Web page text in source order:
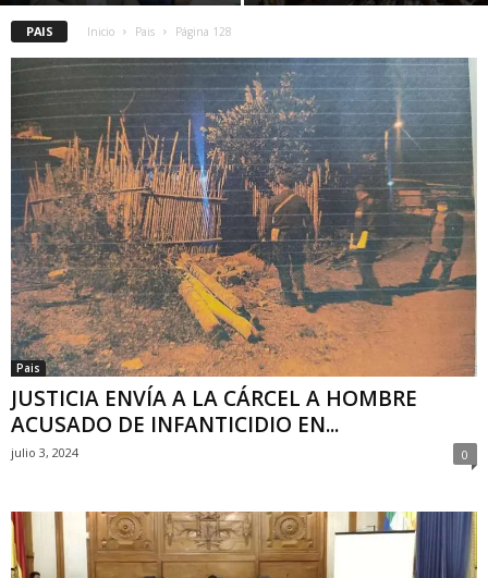
PAIS Inicio Pais Página 128
Pais
JUSTICIA ENVÍA A LA CÁRCEL A HOMBRE
ACUSADO DE INFANTICIDIO EN...
julio 3, 2024 0